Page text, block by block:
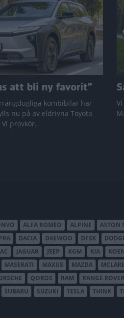
att bli ny favorit”
kombibilar har
nu på av eldrivna Toyota
provkör.
ALFA ROMEO ALPINE ASTON
DACIA DAEWOO DFSK
JAGUAR JEEP KGM KIA
MASERATI MAXUS MAZDA
QOROS RAM RANGE ROVER
SUBARU SUZUKI TESLA THINK